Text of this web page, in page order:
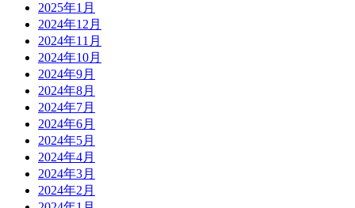
2025年1月
2024年12月
2024年11月
2024年10月
2024年9月
2024年8月
2024年7月
2024年6月
2024年5月
2024年4月
2024年3月
2024年2月